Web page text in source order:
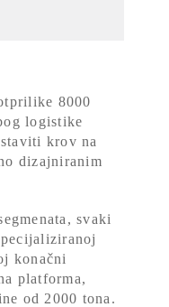
8000
logistike
krov na
dizajniranim
svaki
konačni
platforma,
od 2000 tona.